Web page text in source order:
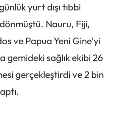
yurt dışı tıbbi
Nauru, Fiji,
ve Papua Yeni Gine’yi
gemideki sağlık ekibi 26
gerçekleştirdi ve 2 bin